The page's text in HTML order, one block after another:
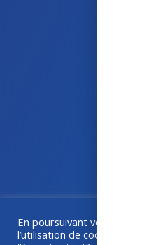
Une collaboration
En poursuivant votre
l’utilisation de cookies à